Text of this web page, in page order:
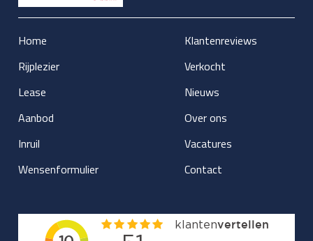
Home
Rijplezier
Lease
Aanbod
Inruil
Wensenformulier
Klantenreviews
Verkocht
Nieuws
Over ons
Vacatures
Contact